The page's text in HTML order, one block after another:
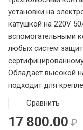
установки на
катушкой на 220V
вспомогательными
любых систем
Обладает высокой
подходит для
Сравнить
17 800.00 ₽